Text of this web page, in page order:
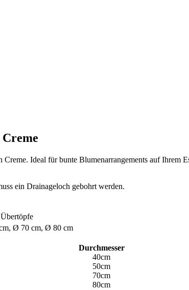
Creme. Ideal für bunte Blumenarrangements auf
ein Drainageloch gebohrt werden.
Ø 70 cm, Ø 80 cm
Durchmesser
40cm
50cm
70cm
80cm